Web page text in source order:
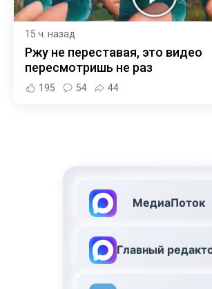
15 ч. назад
Ржу не переставая, это видео
пересмотришь не раз
195 54 44
МедиаПоток
Главный